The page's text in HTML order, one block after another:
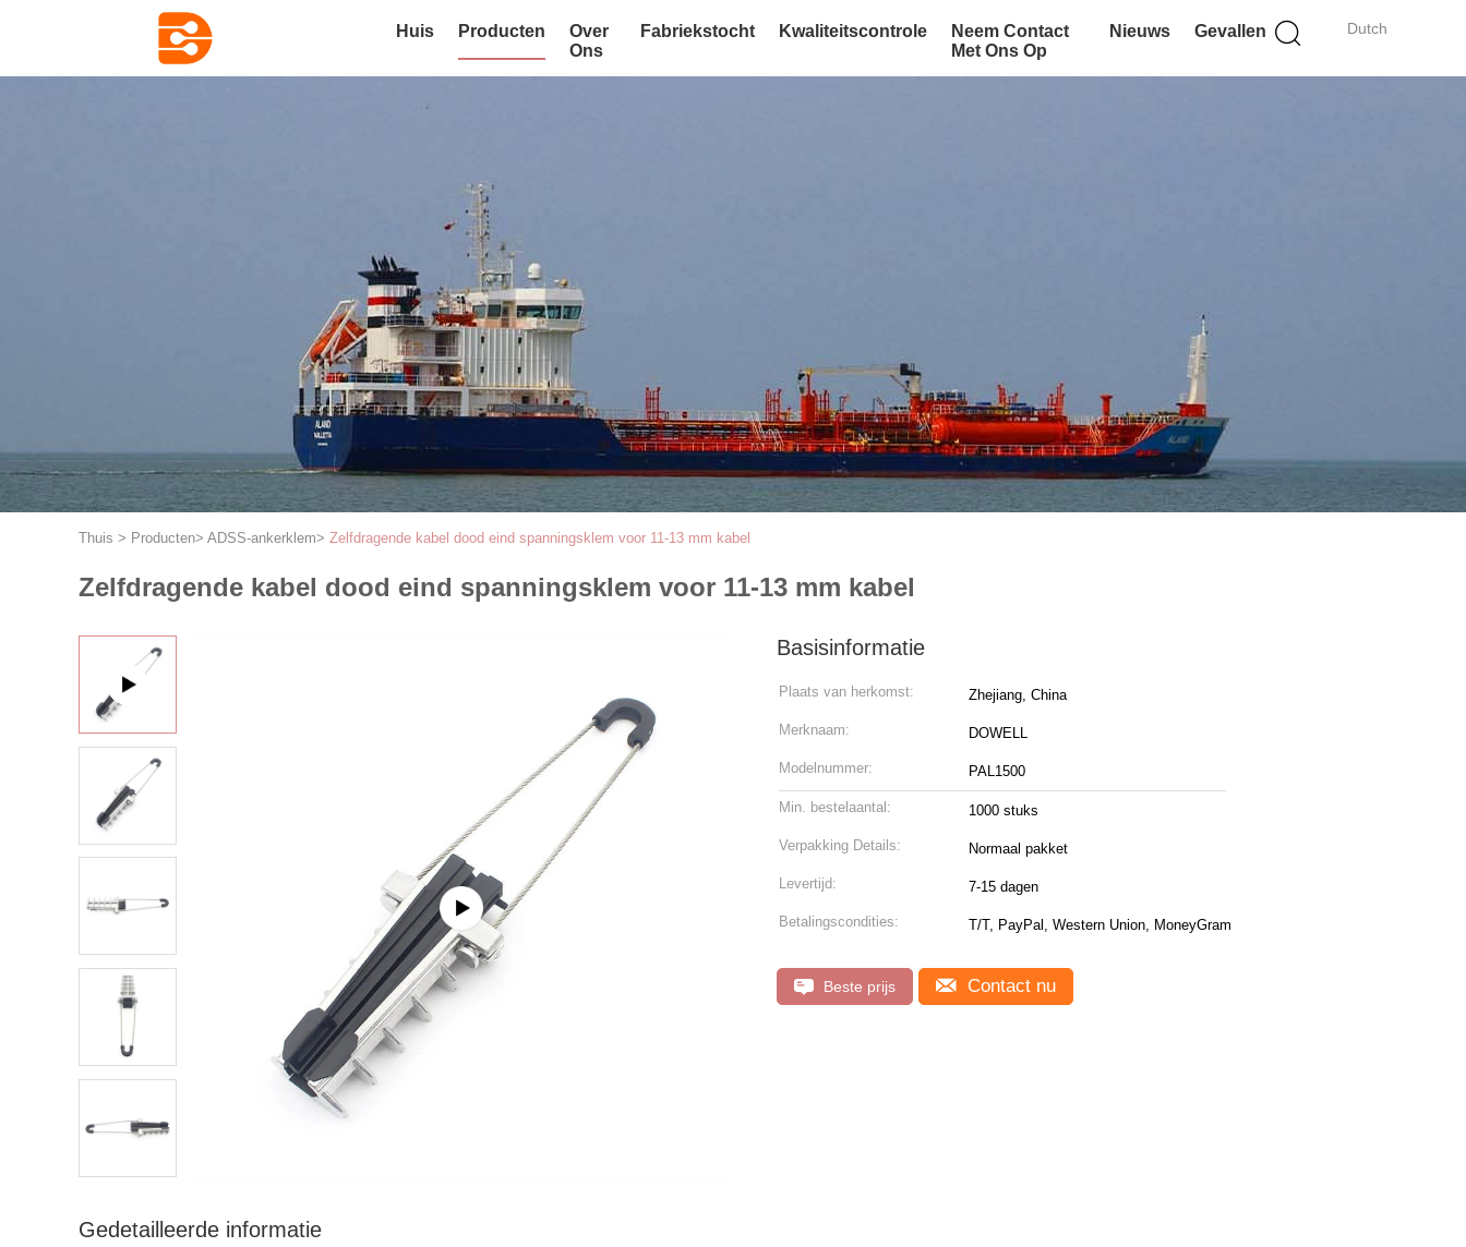
Dutch
Huis Producten
Over
Ons
Fabriekstocht Kwaliteitscontrole
Neem Contact
Met Ons Op
Nieuws Gevallen
Thuis > Producten> ADSS-ankerklem> Zelfdragende kabel dood eind spanningsklem voor 11-13 mm kabel
Zelfdragende kabel dood eind spanningsklem voor 11-13 mm kabel
Basisinformatie
Plaats van herkomst: Zhejiang, China
Merknaam: DOWELL
Modelnummer: PAL1500
Min. bestelaantal: 1000 stuks
Verpakking Details: Normaal pakket
Levertijd: 7-15 dagen
Betalingscondities: T/T, PayPal, Western Union, MoneyGram
Beste prijs Contact nu
Gedetailleerde informatie